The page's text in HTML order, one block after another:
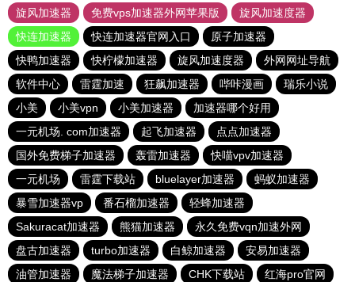
旋风加速器
免费vps加速器外网苹果版
旋风加速度器
快连加速器
快连加速器官网入口
原子加速器
快鸭加速器
快柠檬加速器 旋风加速度器
外网网址导航
软件中心
雷霆加速 狂飙加速器 哔咔漫画
瑞乐小说
小美
小美vpn 小美加速器
加速器哪个好用
一元机场. com加速器
起飞加速器
点点加速器
国外免费梯子加速器
轰雷加速器
快喵vpv加速器
一元机场
雷霆下载站 bluelayer加速器
蚂蚁加速器
暴雪加速器vp
番石榴加速器
轻蜂加速器
Sakuracat加速器
熊猫加速器
永久免费vqn加速外网
盘古加速器
turbo加速器 白鲸加速器
安易加速器
油管加速器
魔法梯子加速器 CHK下载站 红海pro官网